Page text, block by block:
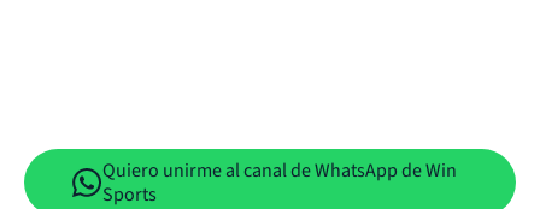
Quiero unirme al canal de WhatsApp de Win
Sports